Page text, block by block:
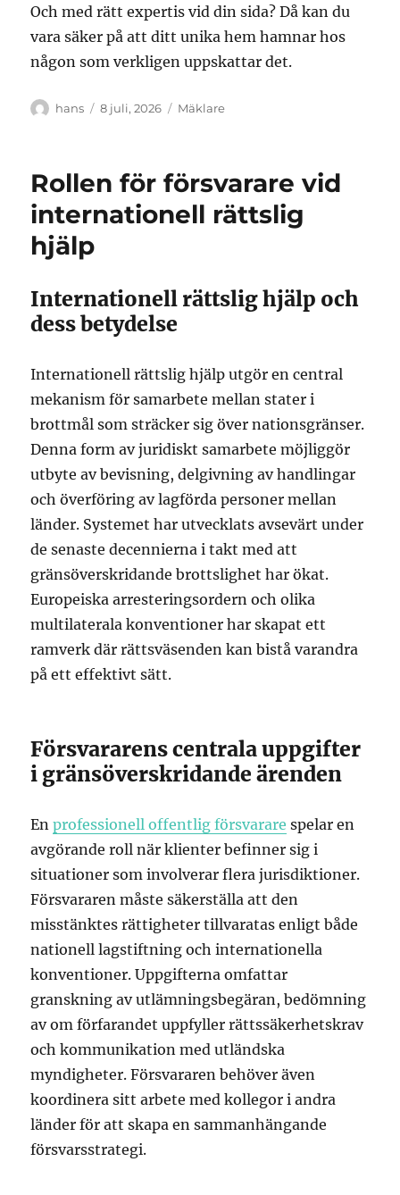
Och med rätt expertis vid din sida? Då kan du
vara säker på att ditt unika hem hamnar hos
någon som verkligen uppskattar det.
Författare
hans
Publicerat
8 juli, 2026 Kategorier
Mäklare
Rollen för försvarare vid
internationell rättslig
hjälp
Internationell rättslig hjälp och
dess betydelse
Internationell rättslig hjälp utgör en central
mekanism för samarbete mellan stater i
brottmål som sträcker sig över nationsgränser.
Denna form av juridiskt samarbete möjliggör
utbyte av bevisning, delgivning av handlingar
och överföring av lagförda personer mellan
länder. Systemet har utvecklats avsevärt under
de senaste decennierna i takt med att
gränsöverskridande brottslighet har ökat.
Europeiska arresteringsordern och olika
multilaterala konventioner har skapat ett
ramverk där rättsväsenden kan bistå varandra
på ett effektivt sätt.
Försvararens centrala uppgifter
i gränsöverskridande ärenden
Enprofessionell offentlig försvarare spelar en
avgörande roll när klienter befinner sig i
situationer som involverar flera jurisdiktioner.
Försvararen måste säkerställa att den
misstänktes rättigheter tillvaratas enligt både
nationell lagstiftning och internationella
konventioner. Uppgifterna omfattar
granskning av utlämningsbegäran, bedömning
av om förfarandet uppfyller rättssäkerhetskrav
och kommunikation med utländska
myndigheter. Försvararen behöver även
koordinera sitt arbete med kollegor i andra
länder för att skapa en sammanhängande
försvarsstrategi.